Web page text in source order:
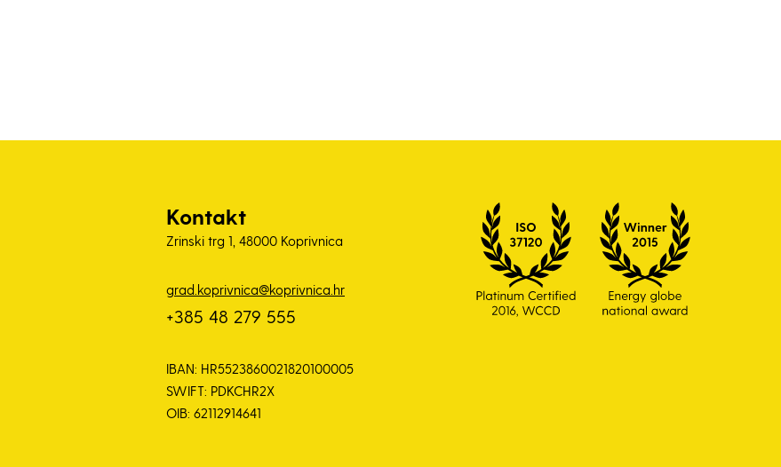
Kontakt
Zrinski trg 1, 48000 Koprivnica
grad.koprivnica@koprivnica.hr
+385 48 279 555
IBAN: HR5523860021820100005
SWIFT: PDKCHR2X
OIB: 62112914641